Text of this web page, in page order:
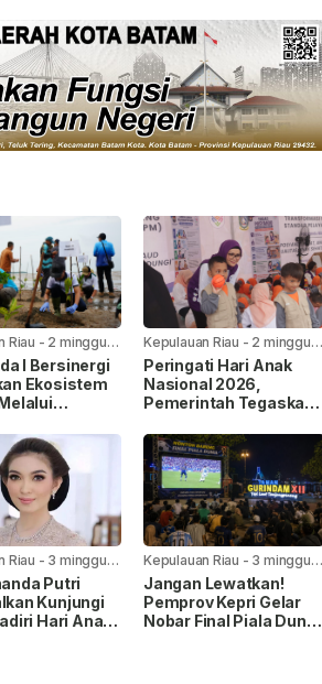
Riau - 2 minggu
I Bersinergi
Ekosistem
Kepulauan Riau - 2 minggu
yang lalu
Peringati Hari Anak
Nasional 2026,
Pemerintah Tegaskan
Anak
Riau - 3 minggu
Putri
Kunjungi
Hari Anak
Kepulauan Riau - 3 minggu
yang lalu
Jangan Lewatkan!
Pemprov Kepri Gelar
Nobar Final Piala Dunia